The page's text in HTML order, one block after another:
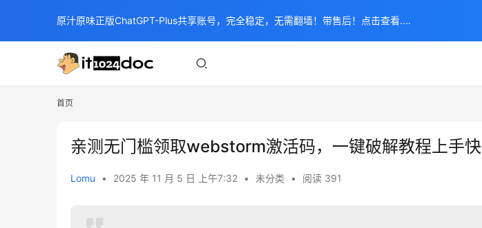
首页
亲测无门槛领取webstorm激活码，一键破解教程上手快
Lomu • 2025 年 11 月 5 日 上午7:32 • 未分类 • 阅读 391
原汁原味正版ChatGPT-Plus共享账号，完全稳定，无需翻墙！带售后！点击查看....